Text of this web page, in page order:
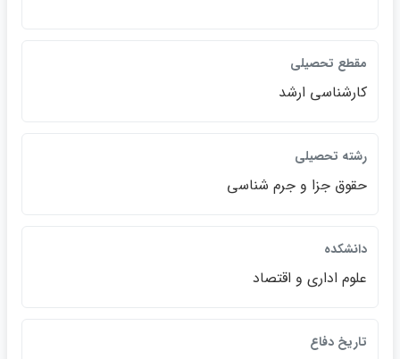
مقطع تحصيلي
كارشناسي ارشد
رشته تحصيلي
حقوق جزا و جرم شناسي
دانشكده
علوم اداري و اقتصاد
تاريخ دفاع